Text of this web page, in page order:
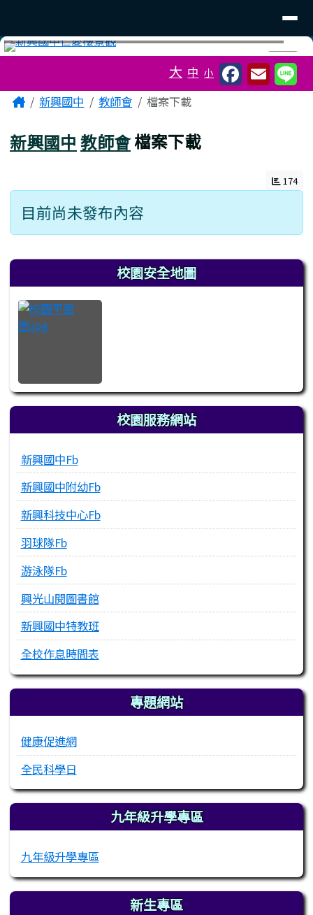
⏸
大 中 小
主內容區域
Home新興國中 教師會 檔案下載
新興國中 教師會檔案下載
174
目前尚未發布內容
左邊區域內容 校園安全地圖
校園服務網站
新興國中Fb
新興國中附幼Fb
新興科技中心Fb
羽球隊Fb
游泳隊Fb
興光山閱圖書館
新興國中特教班
全校作息時間表
專題網站
健康促進網
全民科學日
九年級升學專區
九年級升學專區
新生專區
頁尾區域